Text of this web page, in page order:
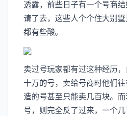
透露，前些日子有一个号商
请了去，这些人个个住大别
都有些酸。
卖过号玩家都有过这种经历
十万的号，卖给号商时他们
造的号甚至只能卖几百块。
号，则完全反了过来，一个